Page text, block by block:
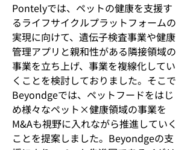
Pontelyでは、ペットの健康を支援す
るライフサイクルプラットフォームの
実現に向けて、遺伝子検査事業や健康
管理アプリと親和性がある隣接領域の
事業を立ち上げ、事業を複線化してい
くことを検討しておりました。そこで
Beyondgeでは、ペットフードをはじ
め様々なペット×健康領域の事業を
M&Aも視野に入れながら推進していく
ことを提案しました。 Beyondgeの支